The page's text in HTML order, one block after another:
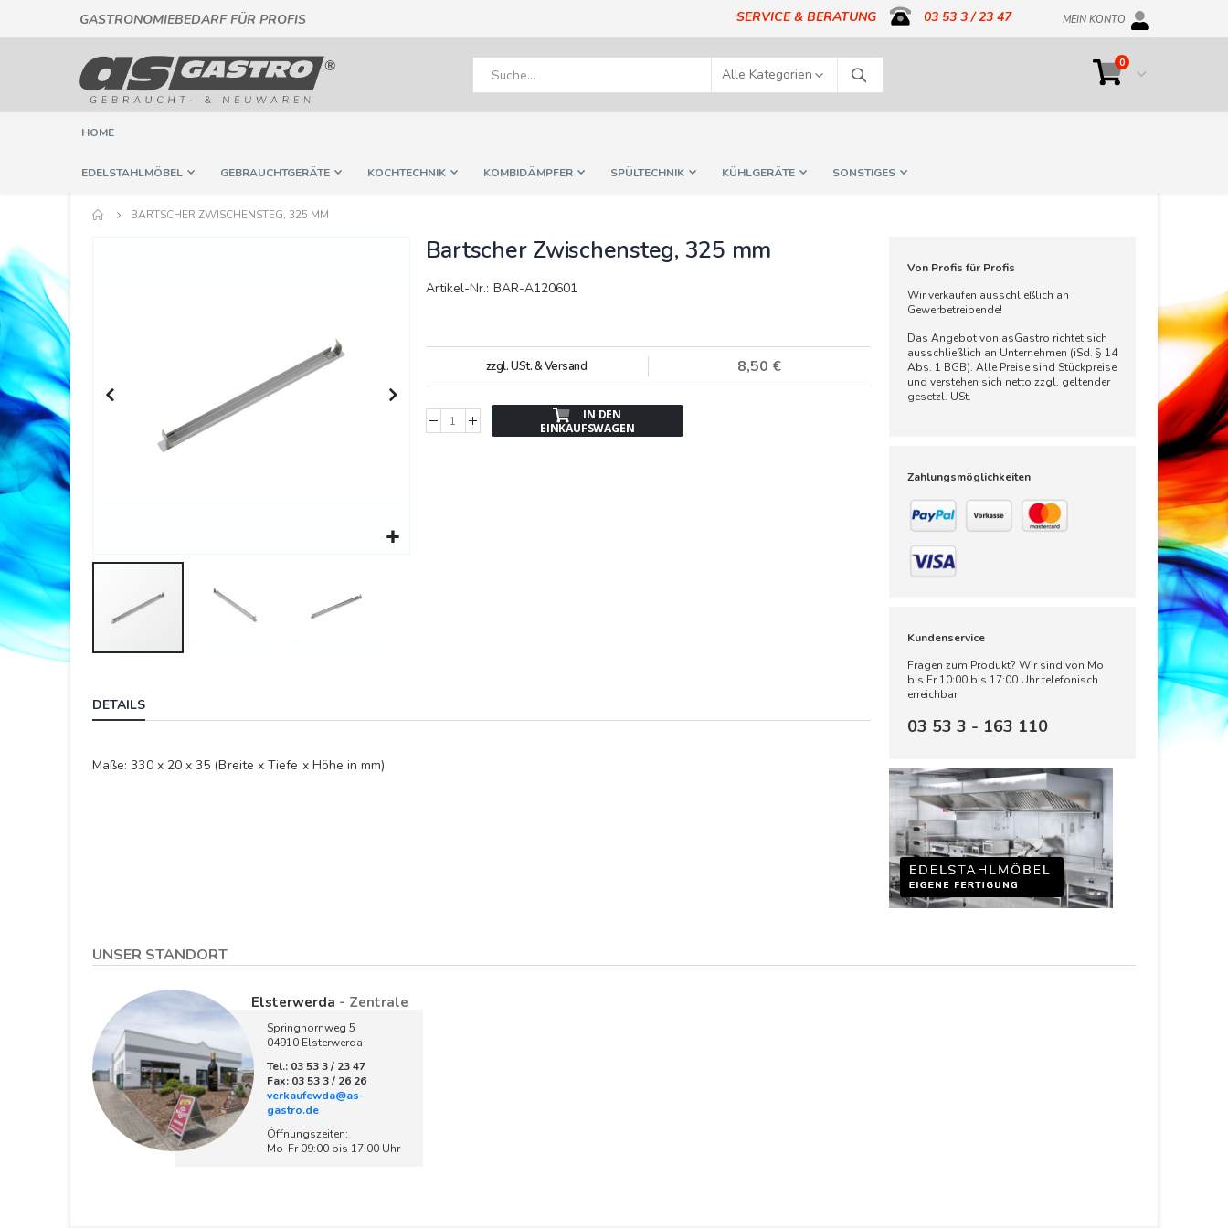
GASTRONOMIEBEDARF FÜR PROFIS
zum
Inhalt
SERVICE & BERATUNG 03 53 3 / 23 47 MEIN KONTO
Cart
0Artikel
Suche
HOME
EDELSTAHLMÖBEL GEBRAUCHTGERÄTE KOCHTECHNIK KOMBIDÄMPFER SPÜLTECHNIK KÜHLGERÄTE SONSTIGES
BARTSCHER ZWISCHENSTEG, 325 MM
Anfang
Bartscher Zwischensteg, 325 mm
Artikel-Nr.: BAR-A120601
8,50 €
zzgl. USt. & Versand
IN DEN
EINKAUFSWAGEN
DETAILS
Maße: 330 x 20 x 35 (Breite x Tiefe x Höhe in mm)
Von Profis für Profis
Wir verkaufen ausschließlich an
Gewerbetreibende!
Das Angebot von asGastro richtet sich
ausschließlich an Unternehmen (iSd. § 14
Abs. 1 BGB). Alle Preise sind Stückpreise
und verstehen sich netto zzgl. geltender
gesetzl. USt.
Zahlungsmöglichkeiten
Kundenservice
Fragen zum Produkt? Wir sind von Mo
bis Fr 10:00 bis 17:00 Uhr telefonisch
erreichbar
03 53 3 - 163 110
UNSER STANDORT
Elsterwerda - Zentrale
Springhornweg 5
04910 Elsterwerda
Tel.: 03 53 3 / 23 47
Fax: 03 53 3 / 26 26
verkaufewda@as-
gastro.de
Öffnungszeiten:
Mo-Fr 09:00 bis 17:00 Uhr